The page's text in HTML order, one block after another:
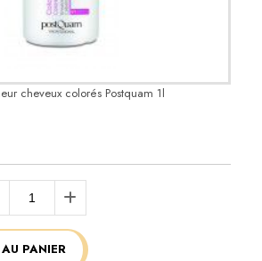
cheveux colorés Postquam 1l
PANIER